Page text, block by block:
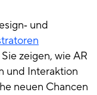
und
Sie zeigen, wie AR
und Interaktion
neuen Chancen